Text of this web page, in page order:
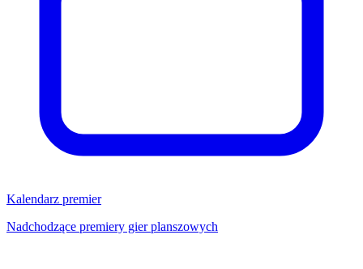
Kalendarz premier
Nadchodzące premiery gier planszowych